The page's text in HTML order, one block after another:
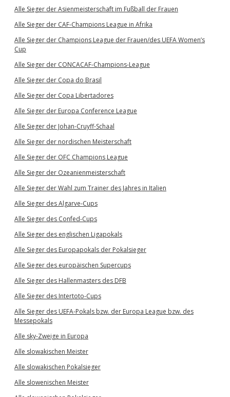
Alle Sieger der Asienmeisterschaft im Fußball der Frauen
Alle Sieger der CAF-Champions League in Afrika
Alle Sieger der Champions League der Frauen/des UEFA Women’s
Cup
Alle Sieger der CONCACAF-Champions-League
Alle Sieger der Copa do Brasil
Alle Sieger der Copa Libertadores
Alle Sieger der Europa Conference League
Alle Sieger der Johan-Cruyff-Schaal
Alle Sieger der nordischen Meisterschaft
Alle Sieger der OFC Champions League
Alle Sieger der Ozeanienmeisterschaft
Alle Sieger der Wahl zum Trainer des Jahres in Italien
Alle Sieger des Algarve-Cups
Alle Sieger des Confed-Cups
Alle Sieger des englischen Ligapokals
Alle Sieger des Europapokals der Pokalsieger
Alle Sieger des europäischen Supercups
Alle Sieger des Hallenmasters des DFB
Alle Sieger des Intertoto-Cups
Alle Sieger des UEFA-Pokals bzw. der Europa League bzw. des
Messepokals
Alle sky-Zweige in Europa
Alle slowakischen Meister
Alle slowakischen Pokalsieger
Alle slowenischen Meister